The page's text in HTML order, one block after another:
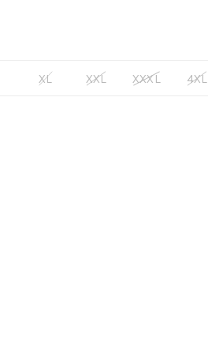
XL XXL XXXL 4XL